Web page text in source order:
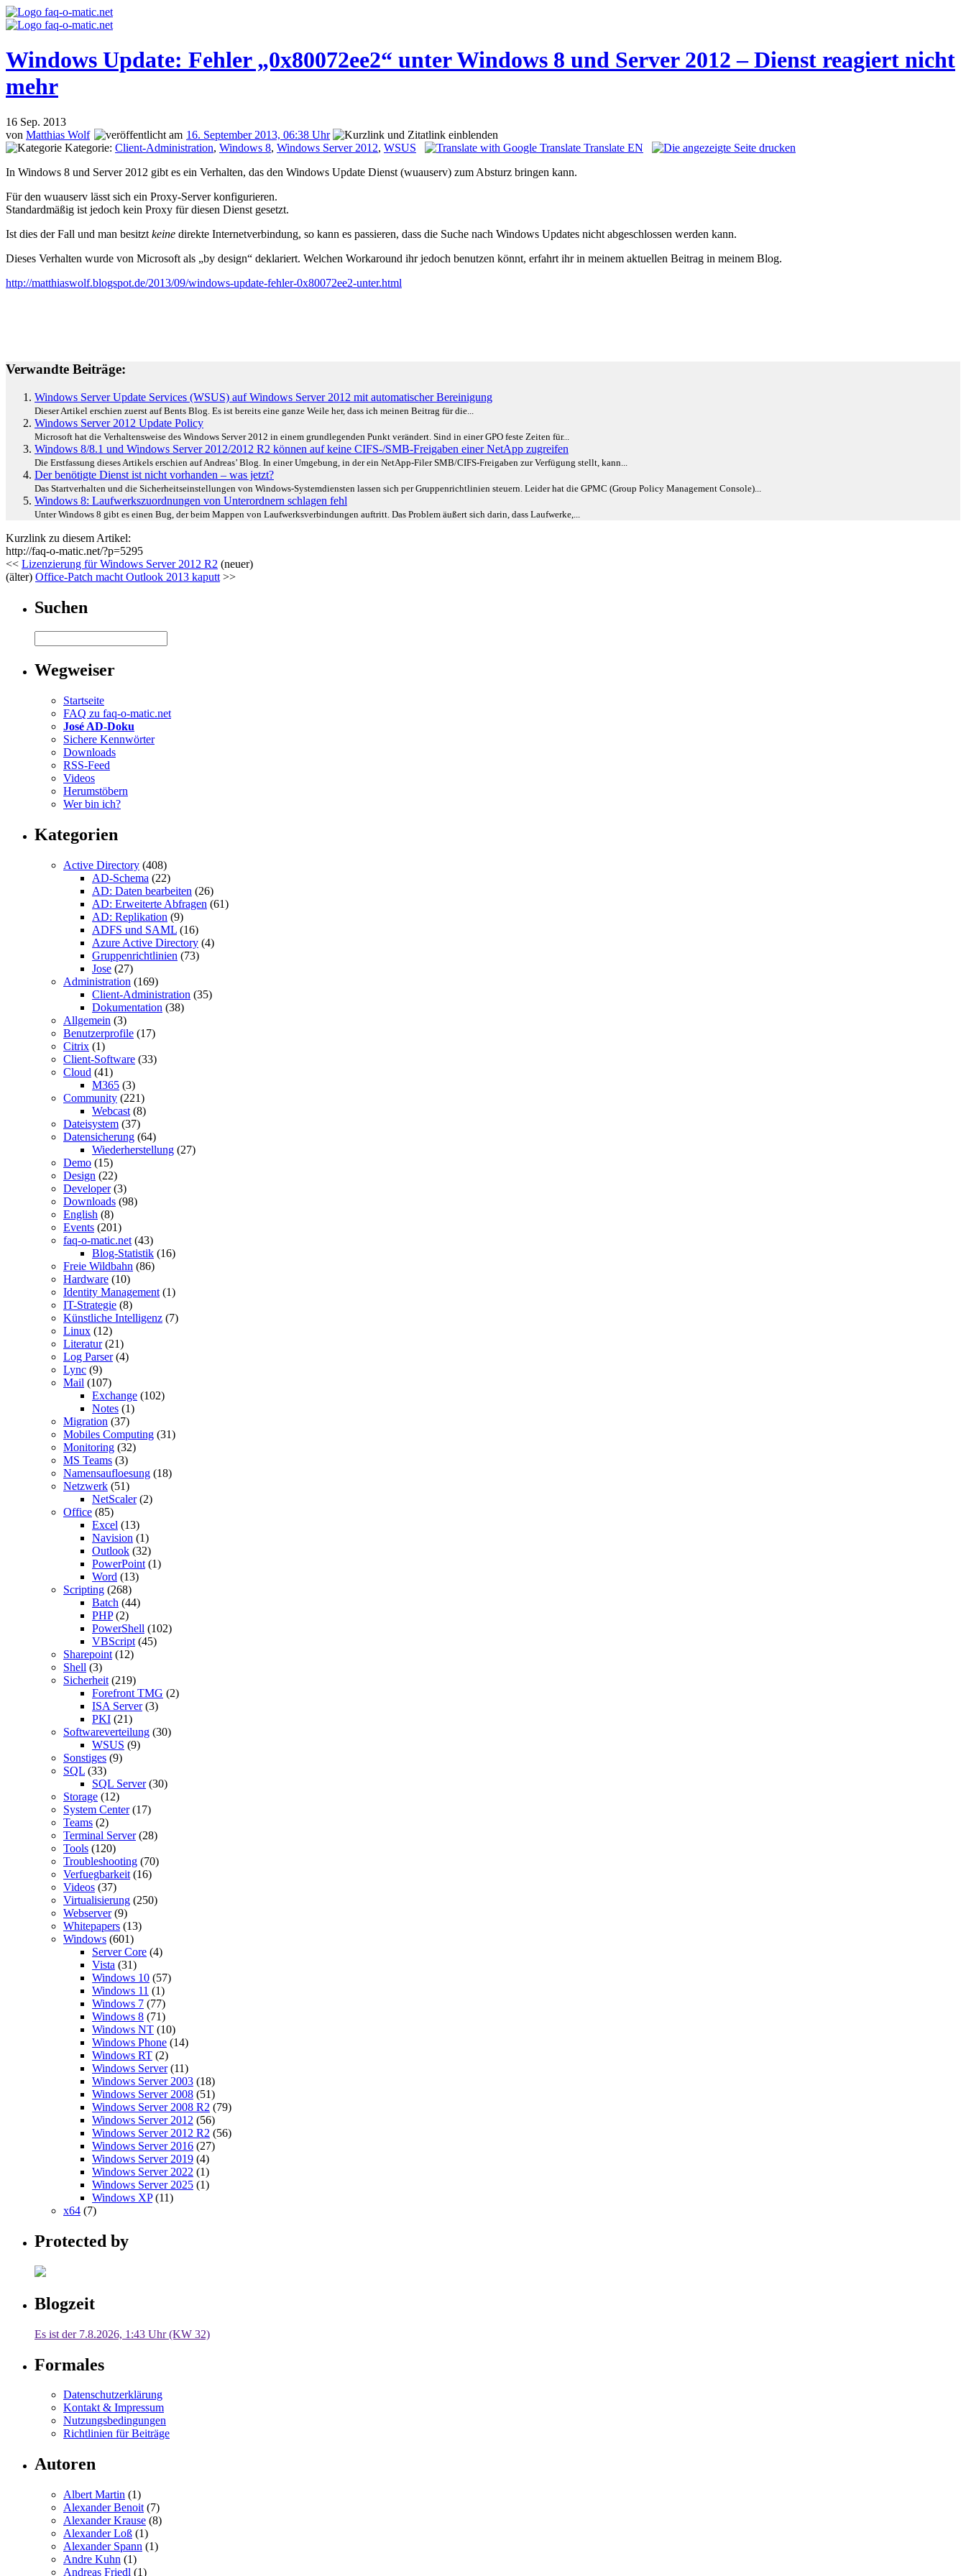
Windows Update: Fehler „0x80072ee2“ unter Windows 8 und Server 2012 – Dienst reagiert nicht
mehr
16 Sep. 2013
von Matthias Wolf
16. September 2013, 06:38 Uhr
Kategorie: Client-Administration, Windows 8, Windows Server 2012, WSUS
Translate EN
In Windows 8 und Server 2012 gibt es ein Verhalten, das den Windows Update Dienst (wuauserv) zum Absturz bringen kann.
Für den wuauserv lässt sich ein Proxy-Server konfigurieren.
Standardmäßig ist jedoch kein Proxy für diesen Dienst gesetzt.
Ist dies der Fall und man besitzt keine direkte Internetverbindung, so kann es passieren, dass die Suche nach Windows Updates nicht abgeschlossen werden kann.
Dieses Verhalten wurde von Microsoft als „by design“ deklariert. Welchen Workaround ihr jedoch benutzen könnt, erfahrt ihr in meinem aktuellen Beitrag in meinem Blog.
http://matthiaswolf.blogspot.de/2013/09/windows-update-fehler-0x80072ee2-unter.html
Verwandte Beiträge:
Windows Server Update Services (WSUS) auf Windows Server 2012 mit automatischer Bereinigung
Dieser Artikel erschien zuerst auf Bents Blog. Es ist bereits eine ganze Weile her, dass ich meinen Beitrag für die...
Windows Server 2012 Update Policy
Microsoft hat die Verhaltensweise des Windows Server 2012 in einem grundlegenden Punkt verändert. Sind in einer GPO feste Zeiten für...
Windows 8/8.1 und Windows Server 2012/2012 R2 können auf keine CIFS-/SMB-Freigaben einer NetApp zugreifen
Die Erstfassung dieses Artikels erschien auf Andreas’ Blog. In einer Umgebung, in der ein NetApp-Filer SMB/CIFS-Freigaben zur Verfügung stellt, kann...
Der benötigte Dienst ist nicht vorhanden – was jetzt?
Das Startverhalten und die Sicherheitseinstellungen von Windows-Systemdiensten lassen sich per Gruppenrichtlinien steuern. Leider hat die GPMC (Group Policy Management Console)...
Windows 8: Laufwerkszuordnungen von Unterordnern schlagen fehl
Unter Windows 8 gibt es einen Bug, der beim Mappen von Laufwerksverbindungen auftritt. Das Problem äußert sich darin, dass Laufwerke,...
Kurzlink zu diesem Artikel:
http://faq-o-matic.net/?p=5295
<< Lizenzierung für Windows Server 2012 R2 (neuer)
(älter) Office-Patch macht Outlook 2013 kaputt >>
Suchen
Wegweiser
Startseite
FAQ zu faq-o-matic.net
José AD-Doku
Sichere Kennwörter
Downloads
RSS-Feed
Videos
Herumstöbern
Wer bin ich?
Kategorien
Active Directory (408)
AD-Schema (22)
AD: Daten bearbeiten (26)
AD: Erweiterte Abfragen (61)
AD: Replikation (9)
ADFS und SAML (16)
Azure Active Directory (4)
Gruppenrichtlinien (73)
Jose (27)
Administration (169)
Client-Administration (35)
Dokumentation (38)
Allgemein (3)
Benutzerprofile (17)
Citrix (1)
Client-Software (33)
Cloud (41)
M365 (3)
Community (221)
Webcast (8)
Dateisystem (37)
Datensicherung (64)
Wiederherstellung (27)
Demo (15)
Design (22)
Developer(3)
Downloads (98)
English (8)
Events (201)
faq-o-matic.net (43)
Blog-Statistik (16)
Freie Wildbahn (86)
Hardware (10)
Identity Management (1)
IT-Strategie (8)
Künstliche Intelligenz (7)
Linux (12)
Literatur(21)
Log Parser(4)
Lync (9)
Mail (107)
Exchange (102)
Notes (1)
Migration (37)
Mobiles Computing (31)
Monitoring (32)
MS Teams (3)
Namensaufloesung (18)
Netzwerk (51)
NetScaler(2)
Office (85)
Excel (13)
Navision (1)
Outlook (32)
PowerPoint (1)
Word (13)
Scripting (268)
Batch (44)
PHP(2)
PowerShell (102)
VBScript (45)
Sharepoint (12)
Shell (3)
Sicherheit (219)
Forefront TMG (2)
ISA Server(3)
PKI (21)
Softwareverteilung (30)
WSUS (9)
Sonstiges (9)
SQL (33)
SQL Server(30)
Storage (12)
System Center(17)
Teams (2)
Terminal Server(28)
Tools (120)
Troubleshooting (70)
Verfuegbarkeit (16)
Videos (37)
Virtualisierung (250)
Webserver(9)
Whitepapers (13)
Windows (601)
Server Core (4)
Vista (31)
Windows 10 (57)
Windows 11 (1)
Windows 7 (77)
Windows 8 (71)
Windows NT (10)
Windows Phone (14)
Windows RT (2)
Windows Server(11)
Windows Server 2003 (18)
Windows Server 2008 (51)
Windows Server 2008 R2 (79)
Windows Server 2012 (56)
Windows Server 2012 R2 (56)
Windows Server 2016 (27)
Windows Server 2019 (4)
Windows Server 2022 (1)
Windows Server 2025 (1)
Windows XP(11)
x64 (7)
Protected by
Blogzeit
Es ist der 7.8.2026, 1:43 Uhr (KW 32)
Formales
Datenschutzerklärung
Kontakt & Impressum
Nutzungsbedingungen
Richtlinien für Beiträge
Autoren
Albert Martin (1)
Alexander Benoit (7)
Alexander Krause (8)
Alexander Loß (1)
Alexander Spann (1)
Andre Kuhn (1)
Andreas Friedl (1)